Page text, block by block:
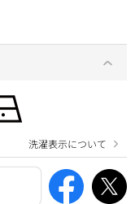
洗濯表示について